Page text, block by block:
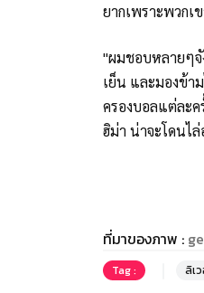
ยากเพราะพวกเ
"ผมชอบหลายๆจั
เย็น และมองข้า
ครองบอลแต่ละ
ฮิม่า น่าจะโดนไ
ที่มาของภาพ :
Tag : ลิเ